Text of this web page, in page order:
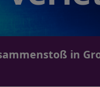
in